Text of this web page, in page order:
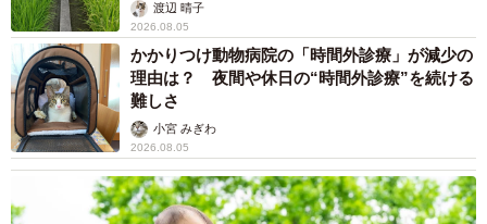
渡辺 晴子
2026.08.05
かかりつけ動物病院の「時間外診療」が減少の
理由は？ 夜間や休日の“時間外診療”を続ける
難しさ
小宮 みぎわ
2026.08.05